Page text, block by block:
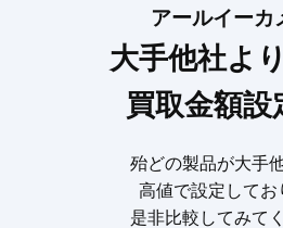
アールイーカ
大手他社よ
買取金額設
殆どの製品が大手
高値で設定してお
是非比較してみて